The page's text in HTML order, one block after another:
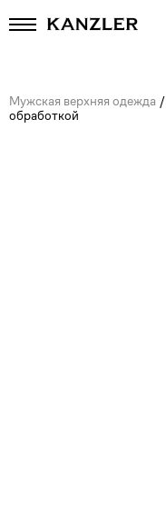
Мужская верхняя одежда /
обработкой